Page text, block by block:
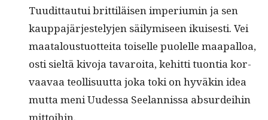
Tuu­dit­tau­tui brit­tiläisen imperi­u­min ja sen
kaup­pa­jär­jeste­ly­jen säi­lymiseen ikuis­es­ti. Vei
maat­alous­tuot­tei­ta toiselle puolelle maa­pal­loa,
osti sieltä kivo­ja tavaroi­ta, kehit­ti tuon­tia kor­
vaavaa teol­lisu­ut­ta joka toki on hyväkin idea
mut­ta meni Uudessa See­lan­nis­sa absur­dei­hin
mittoihin.